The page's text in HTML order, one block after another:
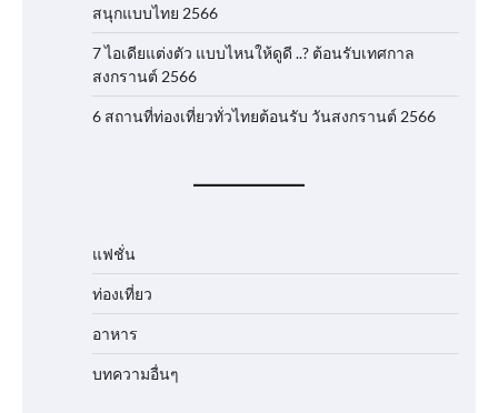
สนุกแบบไทย 2566
7 ไอเดียแต่งตัว แบบไหนให้ดูดี ..? ต้อนรับเทศกาล
สงกรานต์ 2566
6 สถานที่ท่องเที่ยวทั่วไทยต้อนรับ วันสงกรานต์ 2566
แฟชั่น
ท่องเที่ยว
อาหาร
บทความอื่นๆ